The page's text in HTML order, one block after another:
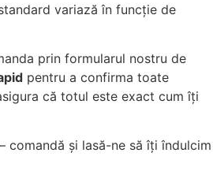
variază în funcție de
prin formularul nostru de
pentru a confirma toate
că totul este exact cum îți
comandă și lasă-ne să îți îndulcim